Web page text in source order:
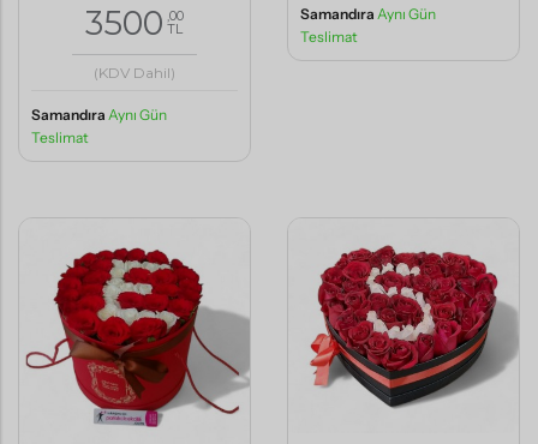
3500 ,00
TL
(KDV Dahil)
Samandıra Aynı Gün
Teslimat
Samandıra Aynı Gün
Teslimat